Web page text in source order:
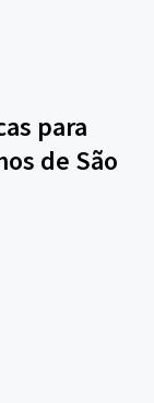
para
de São